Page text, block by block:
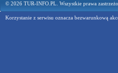
© 2026 TUR-INFO.PL. Wszystkie prawa
Korzystanie z serwisu oznacza bezwarunkową